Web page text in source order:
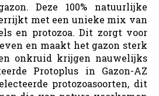
Deze 100% natuurlijke
met een unieke mix van
en protozoa. Dit zorgt voor
en maakt het gazon sterk
onkruid krijgen nauwelijks
Protoplus in Gazon-AZ
protozoasoorten, dit